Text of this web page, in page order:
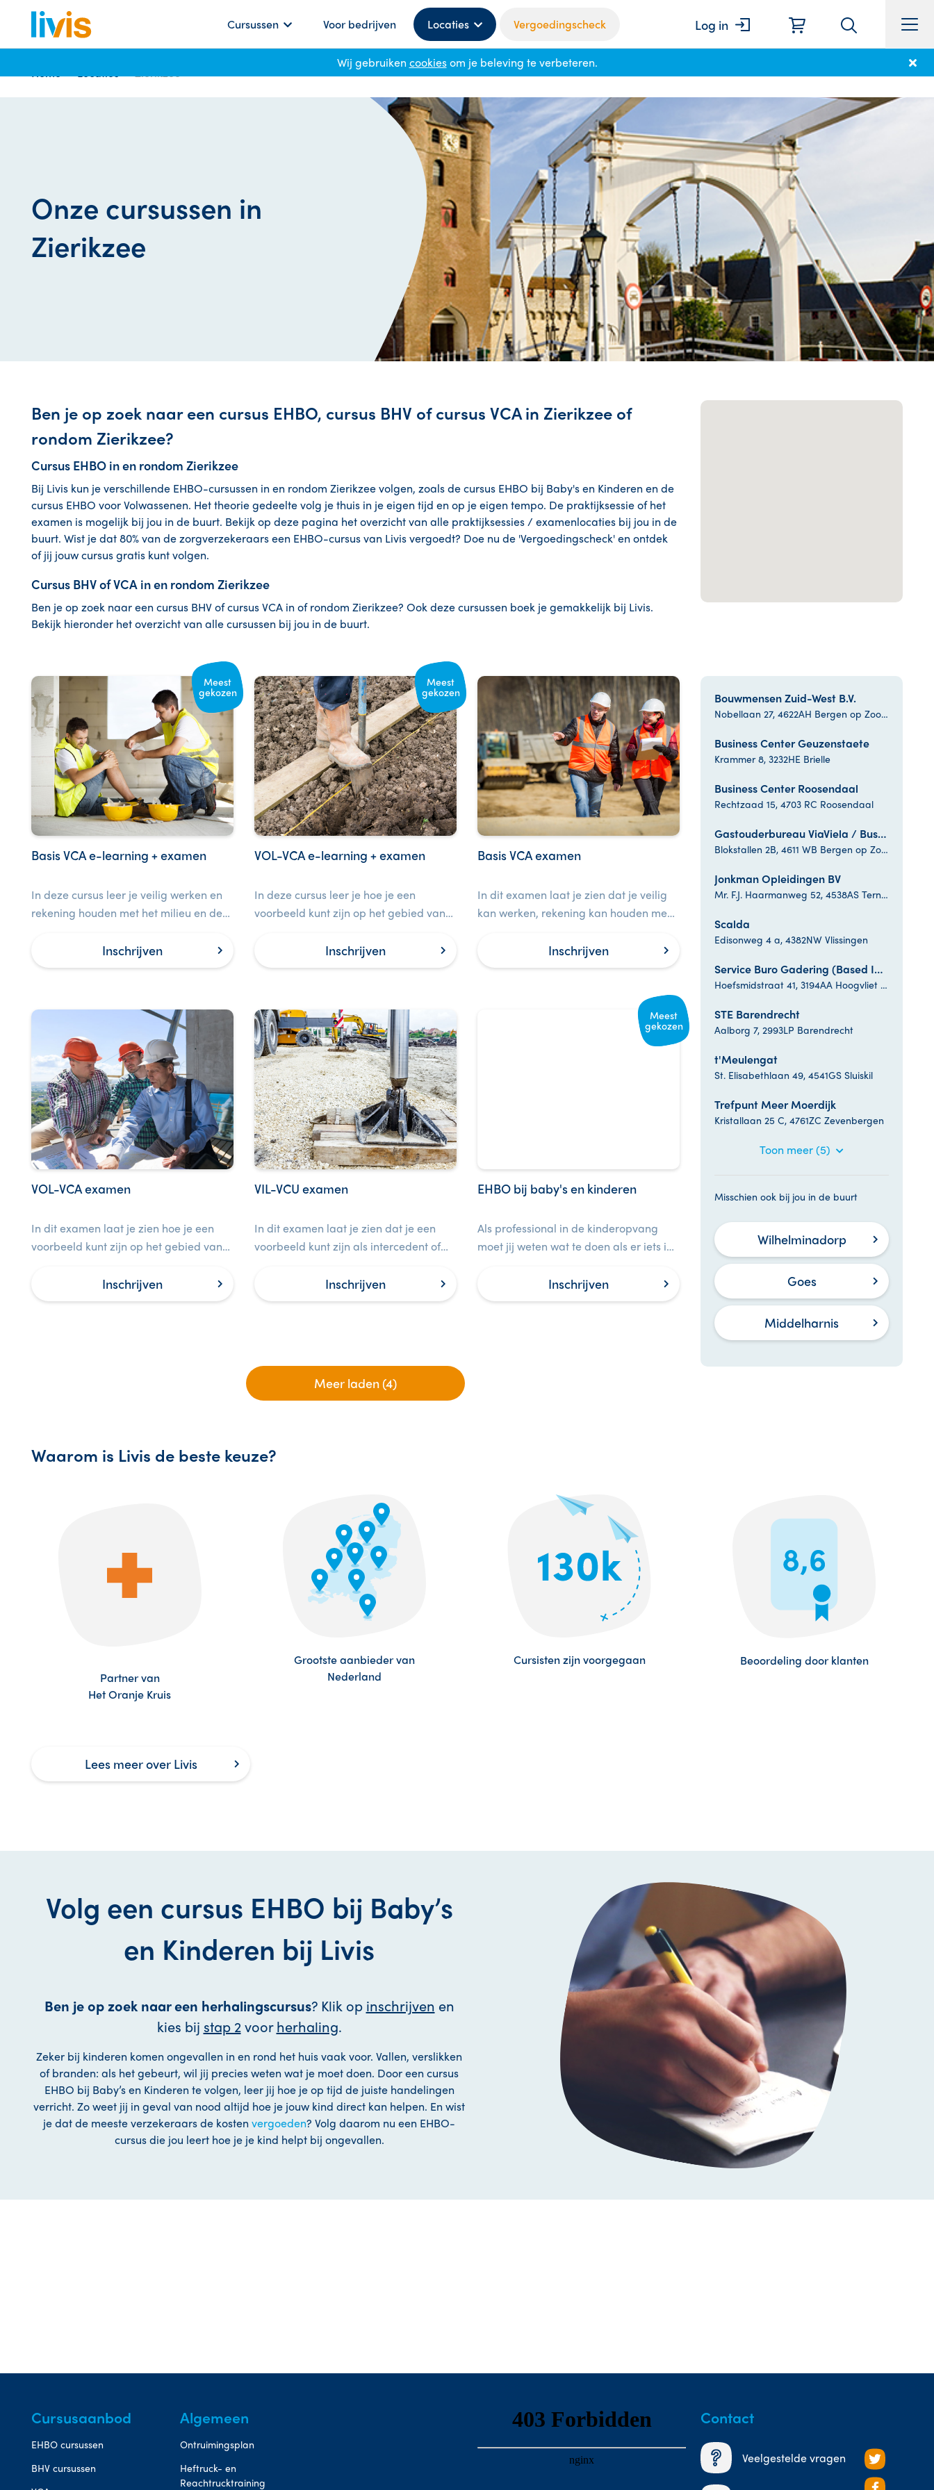
Cursussen Voor bedrijven Locaties Vergoedingscheck Log in
Wij gebruiken cookiesom je beleving te verbeteren.
Home Locaties Zierikzee
Onze cursussen in
Zierikzee
Ben je op zoek naar een cursus EHBO, cursus BHV of cursus VCA in Zierikzee of
rondom Zierikzee?
Cursus EHBO in en rondom Zierikzee
Bij Livis kun je verschillende EHBO-cursussen in en rondom Zierikzee volgen, zoals de cursus EHBO bij Baby's en Kinderen en de
cursus EHBO voor Volwassenen. Het theorie gedeelte volg je thuis in je eigen tijd en op je eigen tempo. De praktijksessie of het
examen is mogelijk bij jou in de buurt. Bekijk op deze pagina het overzicht van alle praktijksessies / examenlocaties bij jou in de
buurt. Wist je dat 80% van de zorgverzekeraars een EHBO-cursus van Livis vergoedt? Doe nu de 'Vergoedingscheck' en ontdek
of jij jouw cursus gratis kunt volgen.
Cursus BHV of VCA in en rondom Zierikzee
Ben je op zoek naar een cursus BHV of cursus VCA in of rondom Zierikzee? Ook deze cursussen boek je gemakkelijk bij Livis.
Bekijk hieronder het overzicht van alle cursussen bij jou in de buurt.
Meest
gekozen
Basis VCA e-learning + examen
In deze cursus leer je veilig werken en
rekening houden met het milieu en de
deze cursus is ook een examen
inbegrepen.
Inschrijven
Meest
gekozen
VOL-VCA e-learning + examen
In deze cursus leer je hoe je een
voorbeeld kunt zijn op het gebied van
Inschrijven
Basis VCA examen
In dit examen laat je zien dat je veilig
kan werken, rekening kan houden met
Inschrijven
VOL-VCA examen
In dit examen laat je zien hoe je een
voorbeeld kunt zijn op het gebied van
Inschrijven
VIL-VCU examen
In dit examen laat je zien dat je een
voorbeeld kunt zijn als intercedent of
het gebied van veiligheid.
Inschrijven
Meest
gekozen
EHBO bij baby's en kinderen
Als professional in de kinderopvang
moet jij weten wat te doen als er iets is
Inschrijven
Meer laden (4)
Bouwmensen Zuid-West B.V.
Nobellaan 27, 4622AH Bergen op Zoom
Business Center Geuzenstaete
Krammer 8, 3232HE Brielle
Business Center Roosendaal
Rechtzaad 15, 4703 RC Roosendaal
Gastouderbureau ViaViela / Business center Blokstallen
Blokstallen 2B, 4611 WB Bergen op Zoom
Jonkman Opleidingen BV
Mr. F.J. Haarmanweg 52, 4538AS Terneuzen
Scalda
Edisonweg 4 a, 4382NW Vlissingen
Service Buro Gadering (Based Inn)
Hoefsmidstraat 41, 3194AA Hoogvliet Rotterdam
STE Barendrecht
Aalborg 7, 2993LP Barendrecht
t'Meulengat
St. Elisabethlaan 49, 4541GS Sluiskil
Trefpunt Meer Moerdijk
Kristallaan 25 C, 4761ZC Zevenbergen
Toon meer (5)
Misschien ook bij jou in de buurt
Wilhelminadorp
Goes
Middelharnis
Waarom is Livis de beste keuze?
Partner van
Het Oranje Kruis
Grootste aanbieder van
Nederland
Cursisten zijn voorgegaan Beoordeling door klanten
Lees meer over Livis
Volg een cursus EHBO bij Baby’s
en Kinderen bij Livis
Ben je op zoek naar een herhalingscursus? Klik op inschrijven en
kies bij stap 2voorherhaling.
Zeker bij kinderen komen ongevallen in en rond het huis vaak voor. Vallen, verslikken
of branden: als het gebeurt, wil jij precies weten wat je moet doen. Door een cursus
EHBO bij Baby’s en Kinderen te volgen, leer jij hoe je op tijd de juiste handelingen
verricht. Zo weet jij in geval van nood altijd hoe je jouw kind direct kan helpen. En wist
je dat de meeste verzekeraars de kosten vergoeden? Volg daarom nu een EHBO-
cursus die jou leert hoe je je kind helpt bij ongevallen.
Cursusaanbod
EHBO cursussen
BHV cursussen
Algemeen
Ontruimingsplan
Heftruck- en
Reachtrucktraining
Contact
Veelgestelde vragen